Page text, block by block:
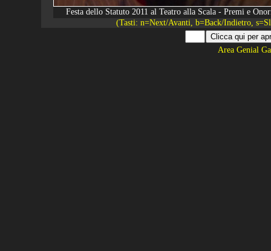
Festa dello Statuto 2011 al Teatro alla Scala - Premi e
(Tasti: n=Next/Avanti, b=Back/Indietro,
Area Genial